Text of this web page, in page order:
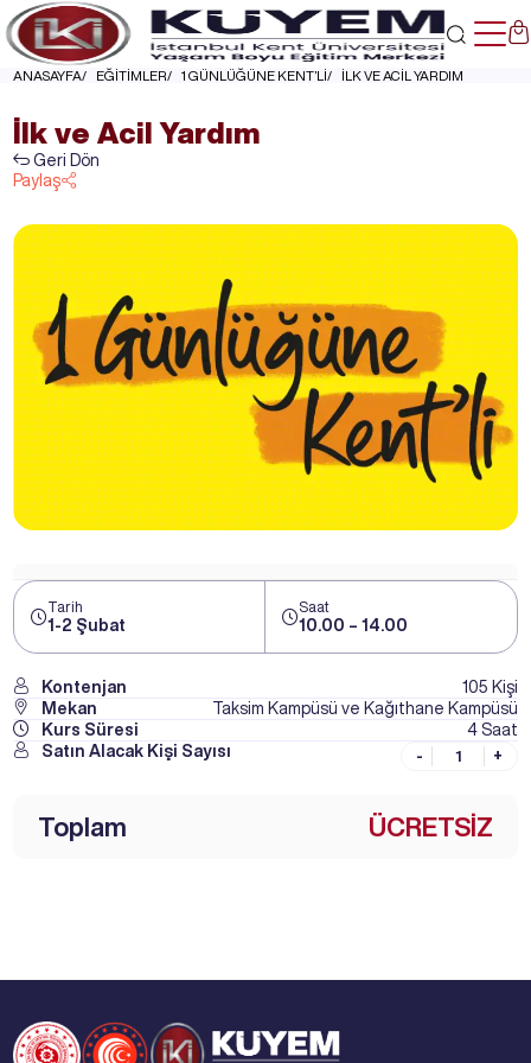
ANASAYFA EĞİTİMLER 1 GÜNLÜĞÜNE KENT’Lİ İLK VE ACİL YARDIM
İlk ve Acil Yardım
Geri Dön
Paylaş
Tarih
1-2 Şubat
Saat
10.00 – 14.00
Kontenjan
105 Kişi
Mekan
Taksim Kampüsü ve Kağıthane Kampüsü
Kurs Süresi
4 Saat
Satın Alacak Kişi Sayısı
- +
Toplam ÜCRETSİZ